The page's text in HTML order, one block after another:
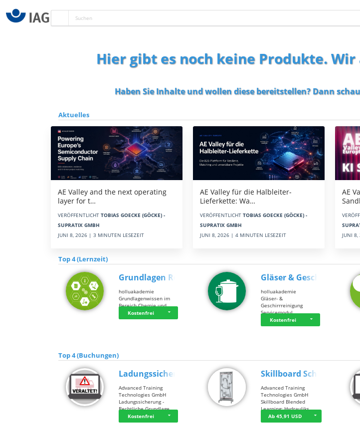
Hier gibt es noch keine Produkte.
Haben Sie Inhalte und wollen diese bereitstellen? Dann
Aktuelles
AE Valley and the next operating
layer for t…
VERÖFFENTLICHT TOBIAS GOECKE (GÖCKE) -
SUPRATIX GMBH
JUNI 8, 2026 | 3 MINUTEN LESEZEIT
AE Valley für die Halbleiter-
Lieferkette: Wa…
VERÖFFENTLICHT TOBIAS GOECKE (GÖCKE) -
SUPRATIX GMBH
JUNI 8, 2026 | 4 MINUTEN LESEZEIT
AE
JUNI
Top 4 (Lernzeit)
Grundlagen Rein…
holluakademie
Grundlagenwissen im
Bereich Chemie und …
Kostenfrei
Gläser & Geschi…
holluakademie
Gläser- &
Geschirrreinigung
Servicemodul
Kostenfrei
Top 4 (Buchungen)
Ladungssicherung
Advanced Training
Technologies GmbH
Ladungssicherung -
Rechtliche Grundlage…
Kostenfrei
Skillboard Schl…
Advanced Training
Technologies GmbH
Skillboard Blended
Learning: Hydrauliks…
Ab 45,91 USD